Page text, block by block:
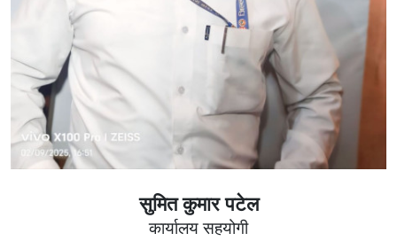
सुमित कुमार पटेल
कार्यालय सहयोगी